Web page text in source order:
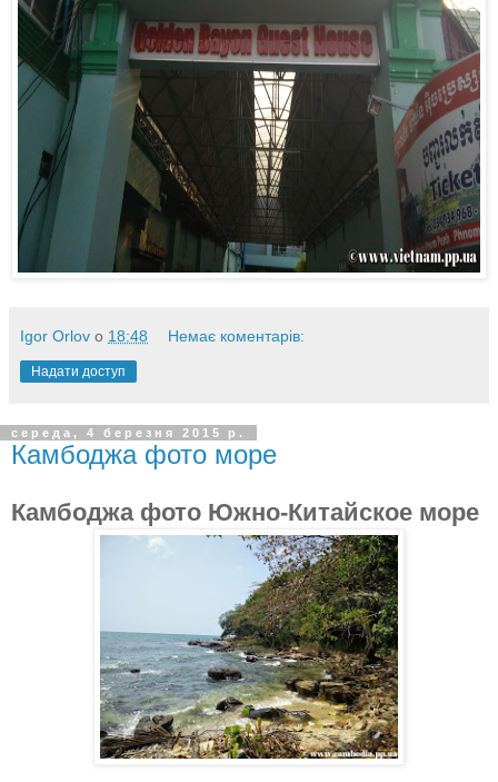
Igor Orlov о 18:48 Немає коментарів:
Надати доступ
середа, 4 березня 2015 р.
Камбоджа фото море
Камбоджа фото Южно-Китайское море